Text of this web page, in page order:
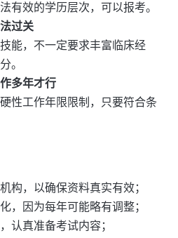
有效的学历层次，可以报考。
过关
能，不一定要求丰富临床经
。
多年才行
性工作年限限制，只要符合条
构，以确保资料真实有效；
，因为每年可能略有调整；
认真准备考试内容；